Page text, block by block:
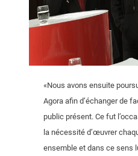
«Nous avons ensuite
Agora afin d’échanger de
public présent. Ce fut
la nécessité d’œuvrer
ensemble et dans ce sens